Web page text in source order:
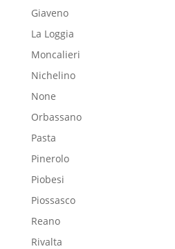
Giaveno
La Loggia
Moncalieri
Nichelino
None
Orbassano
Pasta
Pinerolo
Piobesi
Piossasco
Reano
Rivalta